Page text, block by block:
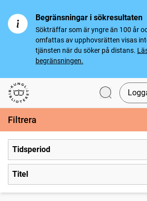
Begränsningar i sökresultaten
Sökträffar som är yngre än 100 år
omfattas av upphovsrätten visas
tjänsten när du söker på distans.
begränsningen.
Svenska tidningar
Filtrera
Tidsperiod
Titel